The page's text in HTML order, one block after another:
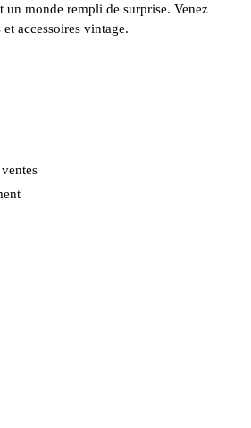
un monde rempli de surprise. Venez
accessoires vintage.